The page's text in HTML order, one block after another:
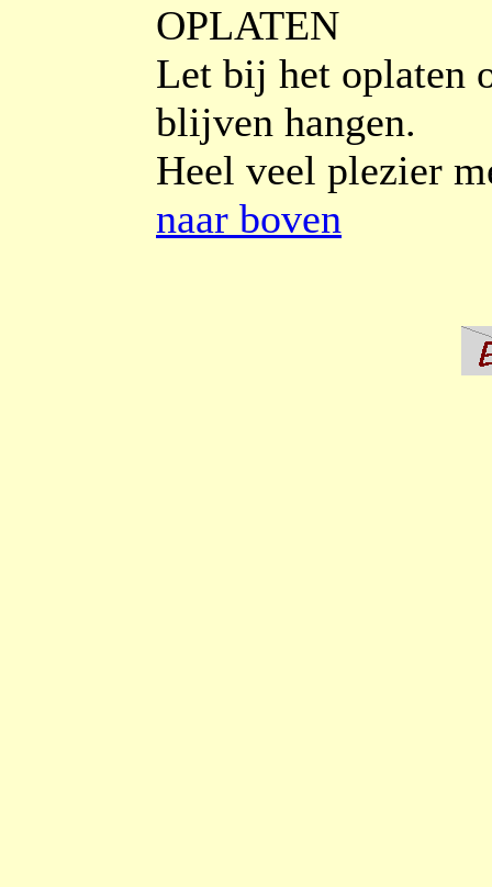
OPLATEN
Let bij het oplaten
blijven hangen.
Heel veel plezier
naar boven